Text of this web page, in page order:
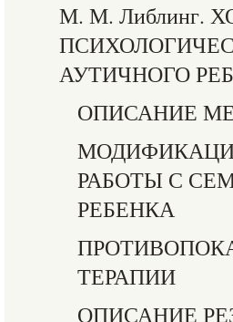
М. М. Либлинг.
АУТИЧНОГО
ОПИСАНИЕ
РАБОТЫ С
РЕБЕНКА
ТЕРАПИИ
ОПИСАНИЕ